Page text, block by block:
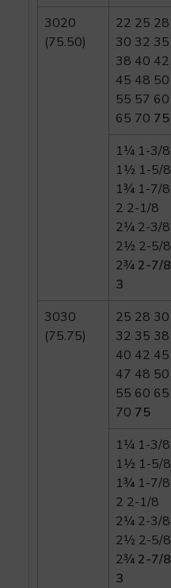
3020
(75.50)
22 25 28
30 32 35
38 40 42
45 48 50
55 57 60
65 70 75
1¼ 1-3/8
1½ 1-5/8
1¾ 1-7/8
2 2-1/8
2¼ 2-3/8
2½ 2-5/8
2¾ 2-7/8
3
3030
(75.75)
25 28 30
32 35 38
40 42 45
47 48 50
55 60 65
70 75
1¼ 1-3/8
1½ 1-5/8
1¾ 1-7/8
2 2-1/8
2¼ 2-3/8
2½ 2-5/8
2¾ 2-7/8
3